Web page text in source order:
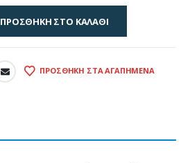
ΠΡΟΣΘΉΚΗ ΣΤΟ ΚΑΛΆΘΙ
ΠΡΟΣΘΉΚΗ ΣΤΑ ΑΓΑΠΗΜΈΝΑ